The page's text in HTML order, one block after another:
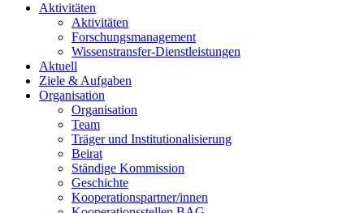
Aktivitäten
Aktivitäten
Forschungsmanagement
Wissenstransfer-Dienstleistungen
Aktuell
Ziele & Aufgaben
Organisation
Organisation
Team
Träger und Institutionalisierung
Beirat
Ständige Kommission
Geschichte
Kooperationspartner/innen